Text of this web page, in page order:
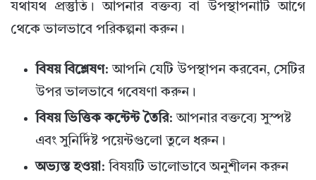
যথাযথ প্রস্তুতি। আপনার বক্তব্য বা উপস্থাপনাটি আগে
থেকে ভালভাবে পরিকল্পনা করুন।
বিষয় বিশ্লেষণ: আপনি যেটি উপস্থাপন করবেন, সেটির
উপর ভালভাবে গবেষণা করুন।
বিষয় ভিত্তিক কন্টেন্ট তৈরি: আপনার বক্তব্যে সুস্পষ্ট
এবং সুনির্দিষ্ট পয়েন্টগুলো তুলে ধরুন।
অভ্যস্ত হওয়া: বিষয়টি ভালোভাবে অনুশীলন করুন